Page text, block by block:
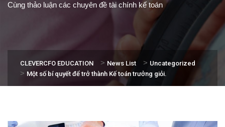
Cùng thảo luận các chuyên đề tài chính kế toán
CLEVERCFO EDUCATION > News List > Uncategorized
> Một số bí quyết để trở thành Kế toán trưởng giỏi.